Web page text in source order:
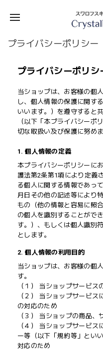
プライバシーポリシー
プライバシーポリシ
当ショップは、お客様の個
し、個人情報の保護に関す
いいます。）を遵守すると
（以下「本プライバシーポ
切な取扱い及び保護に努めま
1. 個人情報の定義
本プライバシーポリシーに
護法第2条第1項により定義
る個人に関する情報であっ
月日その他の記述等により
もの（他の情報と容易に照
の個人を識別することがで
す。）、もしくは個人識別
とします。
2. 個人情報の利用目的
当ショップは、お客様の個
す。
（１） 当ショップサービス
（２） 当ショップサービ
の対応のため
（３） 当ショップの商品
（４） 当ショップサービ
ー等（以下「規約等」とい
対応のため